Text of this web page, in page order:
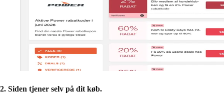
2. Siden tjener selv på dit køb.